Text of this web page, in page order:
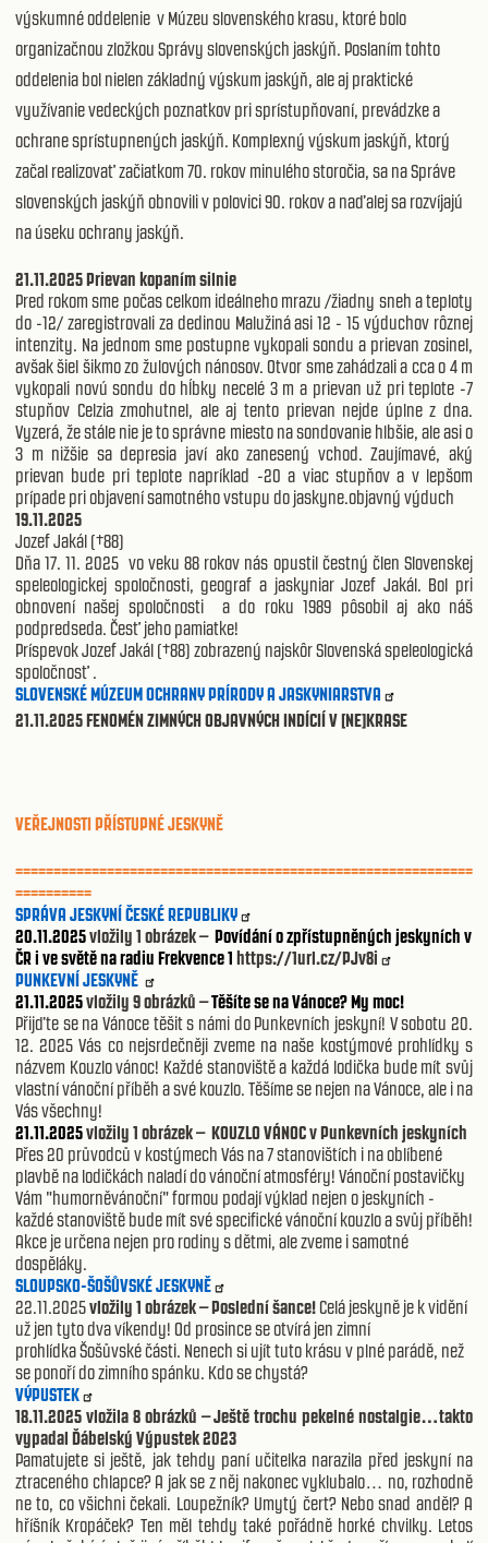
výskumné oddelenie v Múzeu slovenského krasu, ktoré bolo
organizačnou zložkou Správy slovenských jaskýň. Poslaním tohto
oddelenia bol nielen základný výskum jaskýň, ale aj praktické
využívanie vedeckých poznatkov pri sprístupňovaní, prevádzke a
ochrane sprístupnených jaskýň. Komplexný výskum jaskýň, ktorý
začal realizovať začiatkom 70. rokov minulého storočia, sa na Správe
slovenských jaskýň obnovili v polovici 90. rokov a naďalej sa rozvíjajú
na úseku ochrany jaskýň.
21.11.2025Prievan kopaním silnie
Pred rokom sme počas celkom ideálneho mrazu /žiadny sneh a teploty
do -12/ zaregistrovali za dedinou Malužiná asi 12 - 15 výduchov rôznej
intenzity. Na jednom sme postupne vykopali sondu a prievan zosinel,
avšak šiel šikmo zo žulových nánosov. Otvor sme zahádzali a cca o 4 m
vykopali novú sondu do hĺbky necelé 3 m a prievan už pri teplote -7
stupňov Celzia zmohutnel, ale aj tento prievan nejde úplne z dna.
Vyzerá, že stále nie je to správne miesto na sondovanie hlbšie, ale asi o
3 m nižšie sa depresia javí ako zanesený vchod. Zaujímavé, aký
prievan bude pri teplote napríklad -20 a viac stupňov a v lepšom
prípade pri objavení samotného vstupu do jaskyne.objavný výduch
19.11.2025
Jozef Jakál (†88)
Dňa 17. 11. 2025 vo veku 88 rokov nás opustil čestný člen Slovenskej
speleologickej spoločnosti, geograf a jaskyniar Jozef Jakál. Bol pri
obnovení našej spoločnosti
a do roku 1989 pôsobil aj ako náš
podpredseda. Česť jeho pamiatke!
Príspevok Jozef Jakál (†88) zobrazený najskôr Slovenská speleologická
spoločnosť .
SLOVENSKÉ MÚZEUM OCHRANY PRÍRODY A JASKYNIARSTVA
21.11.2025 FENOMÉN ZIMNÝCH OBJAVNÝCH INDÍCIÍ V [NE]KRASE
VEŘEJNOSTI PŘÍSTUPNÉ JESKYNĚ
============================================================
==========
SPRÁVA JESKYNÍ ČESKÉ REPUBLIKY
20.11.2025vložily 1 obrázek – Povídání o zpřístupněných jeskyních v
ČR i ve světě na radiu Frekvence 1 https://1url.cz/PJv8i
PUNKEVNÍ JESKYNĚ
21.11.2025vložily 9 obrázků –Těšíte se na Vánoce? My moc!
Přijďte se na Vánoce těšit s námi do Punkevních jeskyní! V sobotu 20.
12. 2025 Vás co nejsrdečněji zveme na naše kostýmové prohlídky s
názvem Kouzlo vánoc! Každé stanoviště a každá lodička bude mít svůj
vlastní vánoční příběh a své kouzlo. Těšíme se nejen na Vánoce, ale i na
Vás všechny!
21.11.2025vložily 1 obrázek – KOUZLO VÁNOC v Punkevních jeskyních
Přes 20 průvodců v kostýmech Vás na 7 stanovištích i na oblíbené
plavbě na lodičkách naladí do vánoční atmosféry! Vánoční postavičky
Vám "humorněvánoční" formou podají výklad nejen o jeskyních -
každé stanoviště bude mít své specifické vánoční kouzlo a svůj příběh!
Akce je určena nejen pro rodiny s dětmi, ale zveme i samotné
dospěláky.
SLOUPSKO-ŠOŠŮVSKÉ JESKYNĚ
22.11.2025vložily 1 obrázek – Poslední šance!Celá jeskyně je k vidění
už jen tyto dva víkendy! Od prosince se otvírá jen zimní
prohlídka Šošůvské části. Nenech si ujít tuto krásu v plné parádě, než
se ponoří do zimního spánku. Kdo se chystá?
VÝPUSTEK
18.11.2025 vložila 8 obrázků – Ještě trochu pekelné nostalgie…takto
vypadal Ďábelský Výpustek 2023
Pamatujete si ještě, jak tehdy paní učitelka narazila před jeskyní na
ztraceného chlapce? A jak se z něj nakonec vyklubalo… no, rozhodně
ne to, co všichni čekali. Loupežník? Umytý čert? Nebo snad anděl? A
hříšník Kropáček? Ten měl tehdy také pořádně horké chvilky. Letos